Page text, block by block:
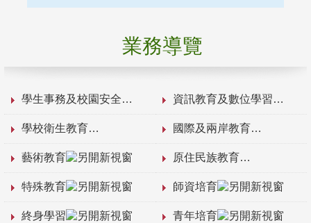
業務導覽
學生事務及校園安全 資訊教育及數位學習
學校衛生教育 國際及兩岸教育
藝術教育 原住民族教育
特殊教育 師資培育
終身學習 青年培育